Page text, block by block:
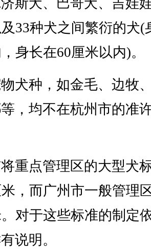
33种犬之间繁衍的犬(
身长在60厘米以内)。
种，如金毛、边牧
，均不在杭州市的准
点管理区的大型犬
，而广州市一般管理
对于这些标准的制定
说明。